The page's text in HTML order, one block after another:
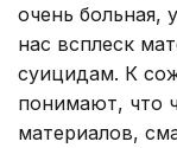
очень больная,
нас всплеск
суицидам. К
понимают, что
материалов,